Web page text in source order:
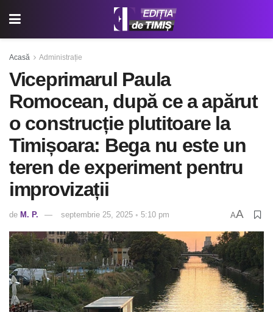
Acasă Administrație
Viceprimarul Paula
Romocean, după ce a apărut
o construcție plutitoare la
Timișoara: Bega nu este un
teren de experiment pentru
improvizații
de M. P. septembrie 25, 2025 ◦ 5:10 pm AA